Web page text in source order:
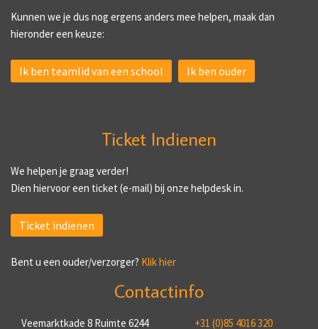
Kunnen we je dus nog ergens anders mee helpen, maak dan
hieronder een keuze:
Ik ben teamlid van een school Ik ben ouder
Ticket Indienen
We helpen je graag verder!
Dien hiervoor een ticket (e-mail) bij onze helpdesk in.
Ticket indienen
Bent u een ouder/verzorger? Klik hier
Contactinfo
Veemarktkade 8 Ruimte 6244 +31 (0)85 4016 320